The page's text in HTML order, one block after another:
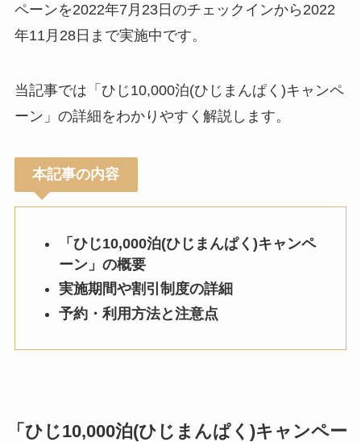
ペーンを2022年7月23日のチェックインから2022
年11月28日まで実施中です。
当記事では「ひじ10,000泊(ひじまんぱく)キャンペ
ーン」の詳細をわかりやすく解説します。
本記事の内容
「ひじ10,000泊(ひじまんぱく)キャンペ
ーン」の概要
実施期間や割引制度の詳細
予約・利用方法と注意点
「ひじ10,000泊(ひじまんぱく)キャンペー